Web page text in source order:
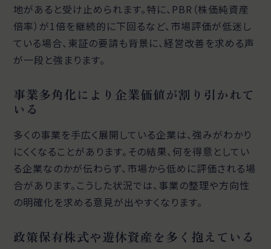
地があると受け止められます。特に、PBR（株価純資産
倍率）が1倍を継続的に下回るなど、市場評価が低迷し
ている場合、東証の要請も背景に、経営改善を求める声
が一段と強まります。
事業多角化により企業価値が割り引かれて
いる
多くの事業を手広く展開している企業は、強みがわかり
にくくなることがあります。その結果、何を得意としてい
る企業なのかが伝わらず、市場から低めに評価される場
合があります。こうした状況では、事業の整理や方向性
の明確化を求める意見が出やすくなります。
政策保有株式や遊休資産を多く抱えている